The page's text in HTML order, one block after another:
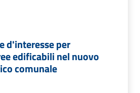
d'interesse per
edificabili nel nuovo
comunale